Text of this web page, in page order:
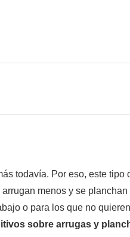
todavía. Por eso, este
menos y se
o para los que no
sobre arrugas y